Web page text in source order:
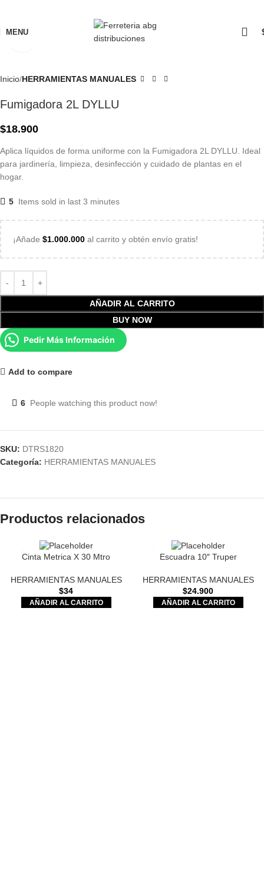
MENU
Inicio HERRAMIENTAS MANUALES
Fumigadora 2L DYLLU
$18.900
Aplica líquidos de forma uniforme con la Fumigadora 2L DYLLU. Ideal
para jardinería, limpieza, desinfección y cuidado de plantas en el
hogar.
5 Items sold in last 3 minutes
¡Añade $1.000.000 al carrito y obtén envío gratis!
AÑADIR AL CARRITO
BUY NOW
Pedir Más Información
Add to compare
6 People watching this product now!
SKU: DTRS1820
Categoría: HERRAMIENTAS MANUALES
Productos relacionados
Cinta Metrica X 30 Mtro
HERRAMIENTAS MANUALES
$34
AÑADIR AL CARRITO
Escuadra 10″ Truper
HERRAMIENTAS MANUALES
$24.900
AÑADIR AL CARRITO